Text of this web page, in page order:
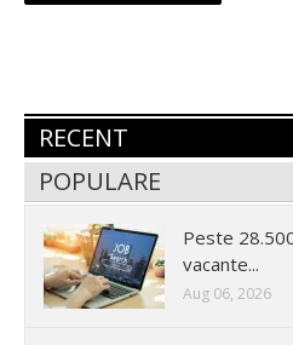
RECENT
POPULARE
Peste
vacante...
Aug 06, 2026